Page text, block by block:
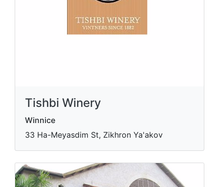
Tishbi Winery
Winnice
33 Ha-Meyasdim St, Zikhron Ya'akov